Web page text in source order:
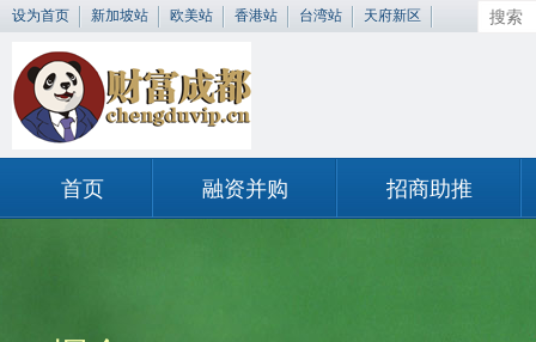
设为首页 新加坡站 欧美站 香港站 台湾站 天府新区
首页 融资并购 招商助推